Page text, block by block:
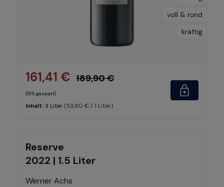
voll & rund
kräftig
161,41 € 189,90 €
(15% gespart)
Inhalt: 3 Liter (53,80 € / 1 Liter)
Reserve
2022 | 1.5 Liter
Werner Achs